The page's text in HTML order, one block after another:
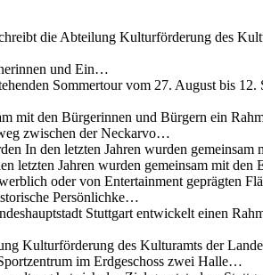
die Abteilung Kulturförderung des
und Ein…
Sommertour vom 27. August bis 12.
mit den Bürgerinnen und Bürgern ein
zwischen der Neckarvo…
In den letzten Jahren wurden
letzten Jahren wurden gemeinsam mit
oder von Entertainment geprägten
Persönlichke…
Stuttgart entwickelt einen
Kulturförderung des Kulturamts der
im Erdgeschoss zwei Halle…